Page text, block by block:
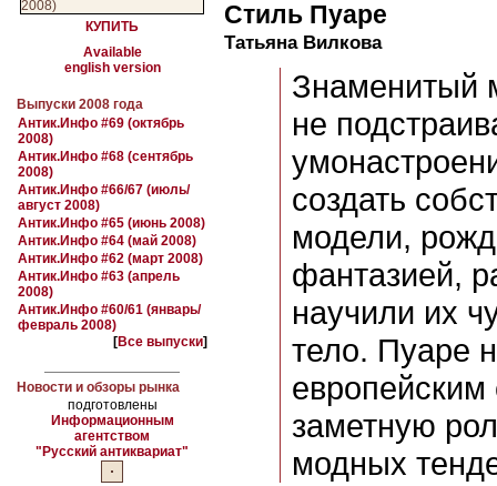
КУПИТЬ
Available
english version
Выпуски 2008 года
Антик.Инфо #69 (октябрь
2008)
Антик.Инфо #68 (сентябрь
2008)
Антик.Инфо #66/67 (июль/
август 2008)
Антик.Инфо #65 (июнь 2008)
Антик.Инфо #64 (май 2008)
Антик.Инфо #62 (март 2008)
Антик.Инфо #63 (апрель
2008)
Антик.Инфо #60/61 (январь/
февраль 2008)
[Все выпуски]
Новости и обзоры рынка
подготовлены
Информационным
агентством
"Русский антиквариат"
Стиль Пуаре
Татьяна Вилкова
Знаменитый
не
создать
модели,
фантазией,
научили их
тело. Пуаре
заметную
модных